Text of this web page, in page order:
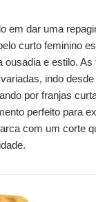
em dar uma
curto feminino
ousadia e estilo.
indo
por franjas
perfeito para
com um corte